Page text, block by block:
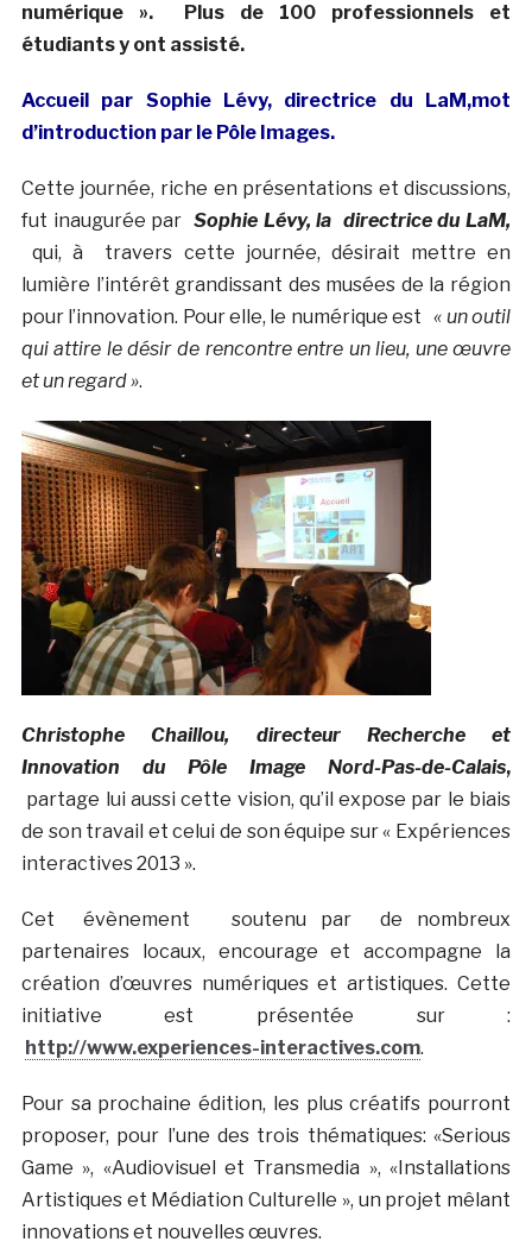
numérique ». Plus de 100 professionnels et
étudiants y ont assisté.
Accueil par Sophie Lévy, directrice du LaM,mot
d’introduction par le Pôle Images.
Cette journée, riche en présentations et discussions,
fut inaugurée par Sophie Lévy, la directrice du LaM,
qui, à travers cette journée, désirait mettre en
lumière l’intérêt grandissant des musées de la région
pour l’innovation. Pour elle, le numérique est « un outil
qui attire le désir de rencontre entre un lieu, une œuvre
et un regard ».
Christophe Chaillou, directeur Recherche et
Innovation du Pôle Image Nord-Pas-de-Calais,
partage lui aussi cette vision, qu’il expose par le biais
de son travail et celui de son équipe sur « Expériences
interactives 2013 ».
Cet évènement soutenu par de nombreux
partenaires locaux, encourage et accompagne la
création d’œuvres numériques et artistiques. Cette
initiative est présentée sur :
http://www.experiences-interactives.com.
Pour sa prochaine édition, les plus créatifs pourront
proposer, pour l’une des trois thématiques: «Serious
Game », «Audiovisuel et Transmedia », «Installations
Artistiques et Médiation Culturelle », un projet mêlant
innovations et nouvelles œuvres.